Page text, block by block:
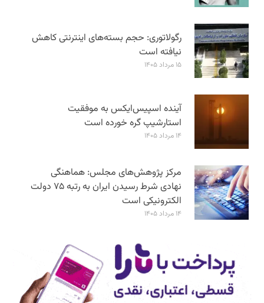
رگولاتوری: حجم بسته‌های اینترنتی کاهش
نیافته است
۱۵ مرداد ۱۴۰۵
آینده اسپیس‌ایکس به موفقیت
استارشیپ گره خورده است
۱۴ مرداد ۱۴۰۵
مرکز پژوهش‌های مجلس: هماهنگی
نهادی شرط رسیدن ایران به رتبه ۷۵ دولت
الکترونیکی است
۱۴ مرداد ۱۴۰۵